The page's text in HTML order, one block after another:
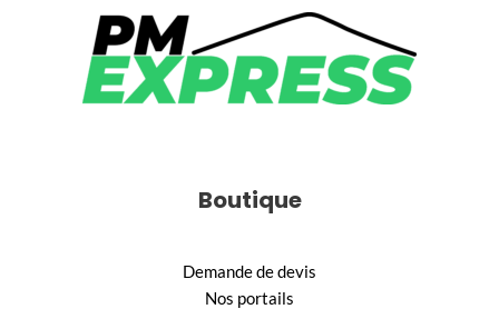
Boutique
Demande de devis
Nos portails